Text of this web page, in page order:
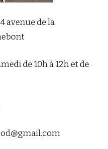
avenue de la
de 10h à 12h et de